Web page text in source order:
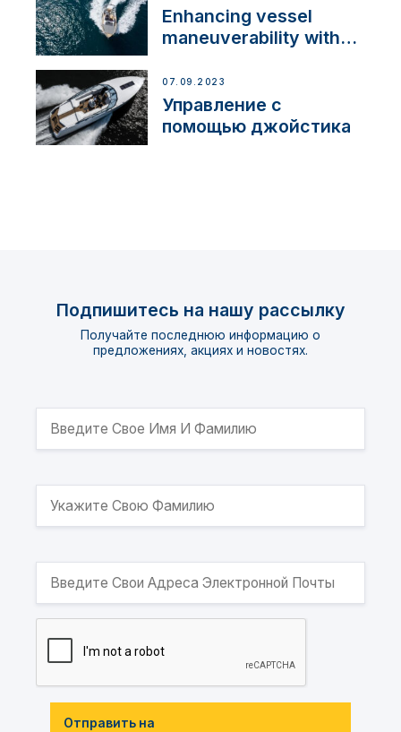
Enhancing vessel
maneuverability with
engine center
07.09.2023
Управление с
помощью джойстика
Подпишитесь на нашу рассылку
Получайте последнюю информацию о
предложениях, акциях и новостях.
Отправить на